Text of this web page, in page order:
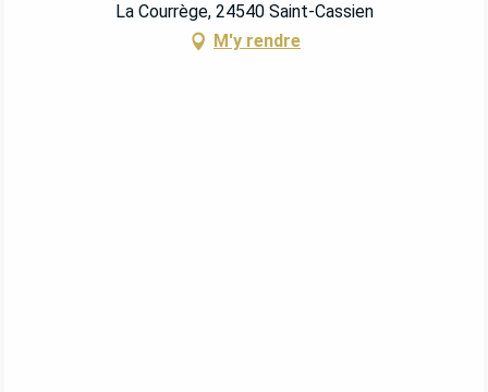
La Courrège, 24540 Saint-Cassien
M'y rendre